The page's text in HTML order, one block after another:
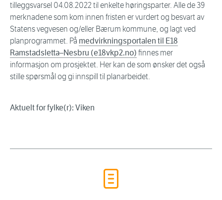
tilleggsvarsel 04.08.2022 til enkelte høringsparter. Alle de 39
merknadene som kom innen fristen er vurdert og besvart av
Statens vegvesen og/eller Bærum kommune, og lagt ved
planprogrammet. På medvirkningsportalen til E18
Ramstadsletta–Nesbru (e18vkp2.no) finnes mer
informasjon om prosjektet. Her kan de som ønsker det også
stille spørsmål og gi innspill til planarbeidet.
Aktuelt for fylke(r): Viken